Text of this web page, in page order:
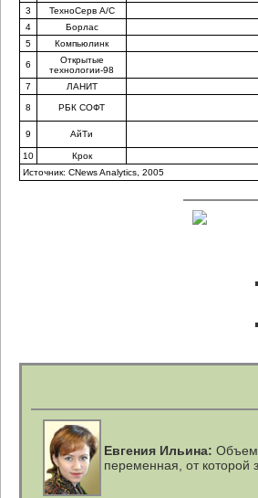
3
ТехноСерв А/С
4
Борлас
5
Компьюлинк
6
Открытые
технологии-98
7 ЛАНИТ
8 РБК СОФТ
9 АйТи
10 Крок
Источник: CNews Analytics, 2005
Евгения Ильина: Объем
переменная, от которой